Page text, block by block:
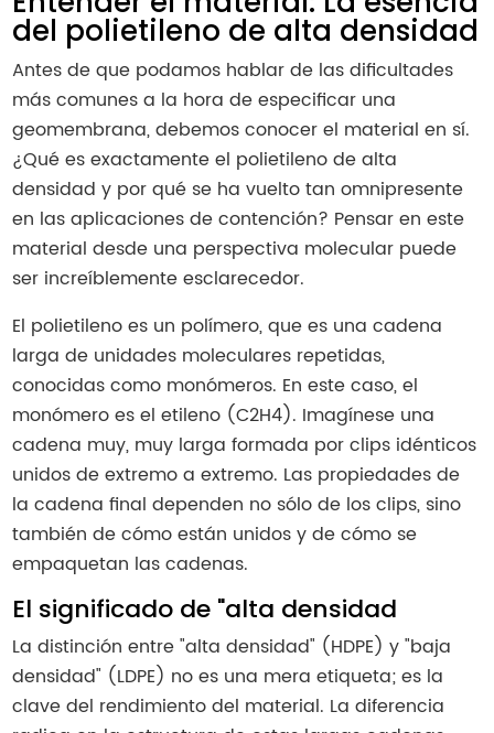
del polietileno de alta densidad
Antes de que podamos hablar de las dificultades
más comunes a la hora de especificar una
geomembrana, debemos conocer el material en sí.
¿Qué es exactamente el polietileno de alta
densidad y por qué se ha vuelto tan omnipresente
en las aplicaciones de contención? Pensar en este
material desde una perspectiva molecular puede
ser increíblemente esclarecedor.
El polietileno es un polímero, que es una cadena
larga de unidades moleculares repetidas,
conocidas como monómeros. En este caso, el
monómero es el etileno (C2H4). Imagínese una
cadena muy, muy larga formada por clips idénticos
unidos de extremo a extremo. Las propiedades de
la cadena final dependen no sólo de los clips, sino
también de cómo están unidos y de cómo se
empaquetan las cadenas.
El significado de "alta densidad
La distinción entre "alta densidad" (HDPE) y "baja
densidad" (LDPE) no es una mera etiqueta; es la
clave del rendimiento del material. La diferencia